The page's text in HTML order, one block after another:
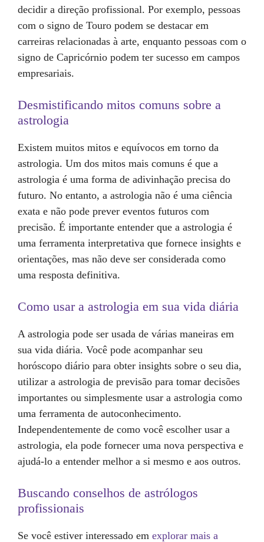
decidir a direção profissional. Por exemplo, pessoas
com o signo de Touro podem se destacar em
carreiras relacionadas à arte, enquanto pessoas com o
signo de Capricórnio podem ter sucesso em campos
empresariais.
Desmistificando mitos comuns sobre a
astrologia
Existem muitos mitos e equívocos em torno da
astrologia. Um dos mitos mais comuns é que a
astrologia é uma forma de adivinhação precisa do
futuro. No entanto, a astrologia não é uma ciência
exata e não pode prever eventos futuros com
precisão. É importante entender que a astrologia é
uma ferramenta interpretativa que fornece insights e
orientações, mas não deve ser considerada como
uma resposta definitiva.
Como usar a astrologia em sua vida diária
A astrologia pode ser usada de várias maneiras em
sua vida diária. Você pode acompanhar seu
horóscopo diário para obter insights sobre o seu dia,
utilizar a astrologia de previsão para tomar decisões
importantes ou simplesmente usar a astrologia como
uma ferramenta de autoconhecimento.
Independentemente de como você escolher usar a
astrologia, ela pode fornecer uma nova perspectiva e
ajudá-lo a entender melhor a si mesmo e aos outros.
Buscando conselhos de astrólogos
profissionais
Se você estiver interessado em explorar mais a